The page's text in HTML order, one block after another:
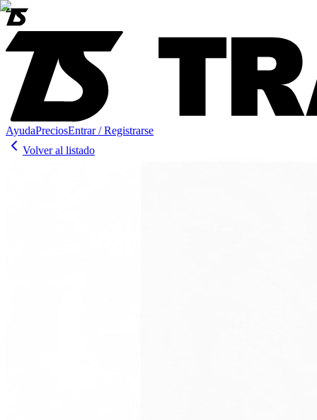
AyudaPreciosEntrar / Registrarse
Volver al listado